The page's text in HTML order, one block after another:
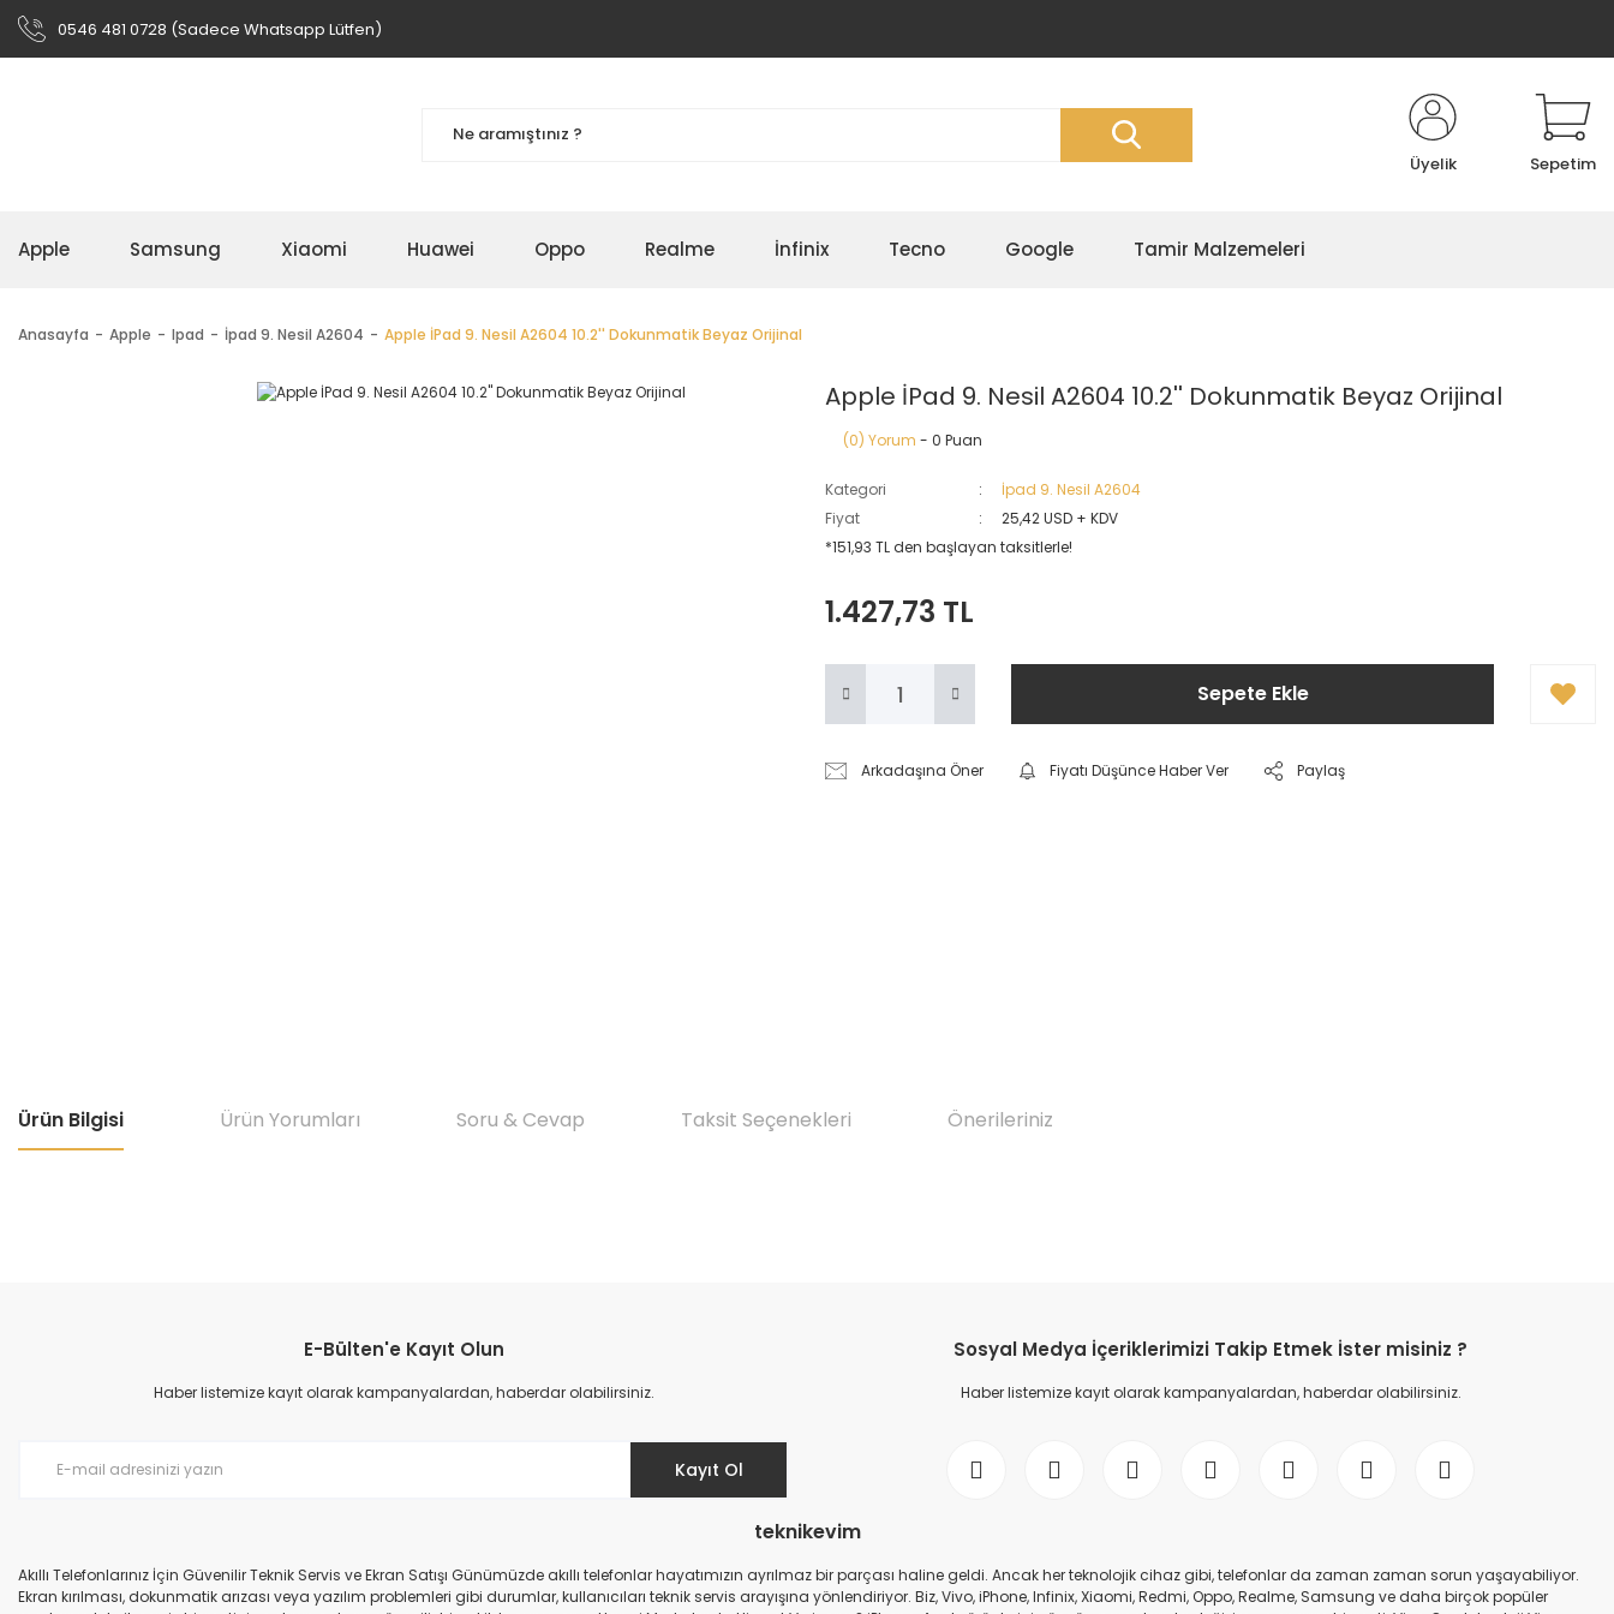
0546 481 0728 (Sadece Whatsapp Lütfen)
Üyelik Sepetim
Apple Samsung Xiaomi Huawei Oppo Realme İnfinix Tecno Google Tamir Malzemeleri
Anasayfa Apple Ipad İpad 9. Nesil A2604 Apple İPad 9. Nesil A2604 10.2'' Dokunmatik Beyaz Orijinal
Apple İPad 9. Nesil A2604 10.2'' Dokunmatik Beyaz Orijinal
(0) Yorum - 0 Puan
Kategori
İpad 9. Nesil A2604
Fiyat
25,42 USD + KDV
*151,93 TL den başlayan taksitlerle!
1.427,73 TL
Sepete Ekle
Arkadaşına Öner Fiyatı Düşünce Haber Ver Paylaş
Ürün Bilgisi Ürün Yorumları Soru & Cevap Taksit Seçenekleri Önerileriniz
Ürün resmi kalitesiz, bozuk veya görüntülenemiyor.
Ürün açıklamasında eksik bilgiler bulunuyor.
E-Bülten'e Kayıt Olun
Haber listemize kayıt olarak kampanyalardan, haberdar olabilirsiniz.
Kayıt Ol
Sosyal Medya İçeriklerimizi Takip Etmek İster misiniz ?
Haber listemize kayıt olarak kampanyalardan, haberdar olabilirsiniz.
teknikevim
Akıllı Telefonlarınız İçin Güvenilir Teknik Servis ve Ekran Satışı Günümüzde akıllı telefonlar hayatımızın ayrılmaz bir parçası haline geldi. Ancak her teknolojik cihaz gibi, telefonlar da zaman zaman sorun yaşayabiliyor.
Ekran kırılması, dokunmatik arızası veya yazılım problemleri gibi durumlar, kullanıcıları teknik servis arayışına yönlendiriyor. Biz, Vivo, iPhone, Infinix, Xiaomi, Redmi, Oppo, Realme, Samsung ve daha birçok popüler